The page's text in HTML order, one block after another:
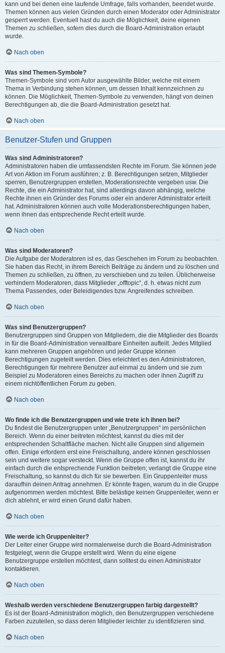
kann und bei denen eine laufende Umfrage, falls vorhanden, beendet wurde.
Themen können aus vielen Gründen durch einen Moderator oder Administrator
gesperrt werden. Eventuell hast du auch die Möglichkeit, deine eigenen
Themen zu schließen, sofern dies durch die Board-Administration erlaubt
wurde.
Nach oben
Was sind Themen-Symbole?
Themen-Symbole sind vom Autor ausgewählte Bilder, welche mit einem
Thema in Verbindung stehen können, um dessen Inhalt kennzeichnen zu
können. Die Möglichkeit, Themen-Symbole zu verwenden, hängt von deinen
Berechtigungen ab, die die Board-Administration gesetzt hat.
Nach oben
Benutzer-Stufen und Gruppen
Was sind Administratoren?
Administratoren haben die umfassendsten Rechte im Forum. Sie können jede
Art von Aktion im Forum ausführen; z. B. Berechtigungen setzen, Mitglieder
sperren, Benutzergruppen erstellen, Moderationsrechte vergeben usw. Die
Rechte, die ein Administrator hat, sind allerdings davon abhängig, welche
Rechte ihnen ein Gründer des Forums oder ein anderer Administrator erteilt
hat. Administratoren können auch volle Moderationsberechtigungen haben,
wenn ihnen das entsprechende Recht erteilt wurde.
Nach oben
Was sind Moderatoren?
Die Aufgabe der Moderatoren ist es, das Geschehen im Forum zu beobachten.
Sie haben das Recht, in ihrem Bereich Beiträge zu ändern und zu löschen und
Themen zu schließen, zu öffnen, zu verschieben und zu teilen. Üblicherweise
verhindern Moderatoren, dass Mitglieder „offtopic“, d. h. etwas nicht zum
Thema Passendes, oder Beleidigendes bzw. Angreifendes schreiben.
Nach oben
Was sind Benutzergruppen?
Benutzergruppen sind Gruppen von Mitgliedern, die die Mitglieder des Boards
in für die Board-Administration verwaltbare Einheiten aufteilt. Jedes Mitglied
kann mehreren Gruppen angehören und jeder Gruppe können
Berechtigungen zugeteilt werden. Dies erleichtert es den Administratoren,
Berechtigungen für mehrere Benutzer auf einmal zu ändern und sie zum
Beispiel zu Moderatoren eines Bereichs zu machen oder ihnen Zugriff zu
einem nichtöffentlichen Forum zu geben.
Nach oben
Wo finde ich die Benutzergruppen und wie trete ich ihnen bei?
Du findest die Benutzergruppen unter „Benutzergruppen“ im persönlichen
Bereich. Wenn du einer beitreten möchtest, kannst du dies mit der
entsprechenden Schaltfläche machen. Nicht alle Gruppen sind allgemein
offen. Einige erfordern erst eine Freischaltung, andere können geschlossen
sein und weitere sogar versteckt. Wenn die Gruppe offen ist, kannst du ihr
einfach durch die entsprechende Funktion beitreten; verlangt die Gruppe eine
Freischaltung, so kannst du dich für sie bewerben. Ein Gruppenleiter muss
daraufhin deinen Antrag annehmen. Er könnte fragen, warum du in die Gruppe
aufgenommen werden möchtest. Bitte belästige keinen Gruppenleiter, wenn er
dich ablehnt, er wird einen Grund dafür haben.
Nach oben
Wie werde ich Gruppenleiter?
Der Leiter einer Gruppe wird normalerweise durch die Board-Administration
festgelegt, wenn die Gruppe erstellt wird. Wenn du eine eigene
Benutzergruppe erstellen möchtest, dann solltest du einen Administrator
kontaktieren.
Nach oben
Weshalb werden verschiedene Benutzergruppen farbig dargestellt?
Es ist der Board-Administration möglich, den Benutzergruppen verschiedene
Farben zuzuteilen, so dass deren Mitglieder leichter zu identifizieren sind.
Nach oben